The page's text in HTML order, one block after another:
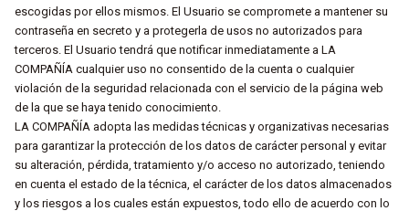
escogidas por ellos mismos. El Usuario se compromete a mantener su
contraseña en secreto y a protegerla de usos no autorizados para
terceros. El Usuario tendrá que notificar inmediatamente a LA
COMPAÑÍA cualquier uso no consentido de la cuenta o cualquier
violación de la seguridad relacionada con el servicio de la página web
de la que se haya tenido conocimiento.
LA COMPAÑÍA adopta las medidas técnicas y organizativas necesarias
para garantizar la protección de los datos de carácter personal y evitar
su alteración, pérdida, tratamiento y/o acceso no autorizado, teniendo
en cuenta el estado de la técnica, el carácter de los datos almacenados
y los riesgos a los cuales están expuestos, todo ello de acuerdo con lo